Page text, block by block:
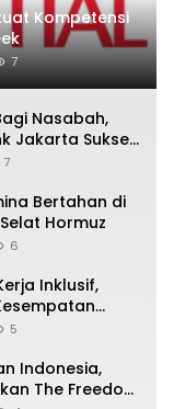
Kompetensi
7
Nasabah,
Jakarta Sukses
2026
7
Bertahan di
Hormuz
6
Inklusif,
5
Indonesia,
The Freedom